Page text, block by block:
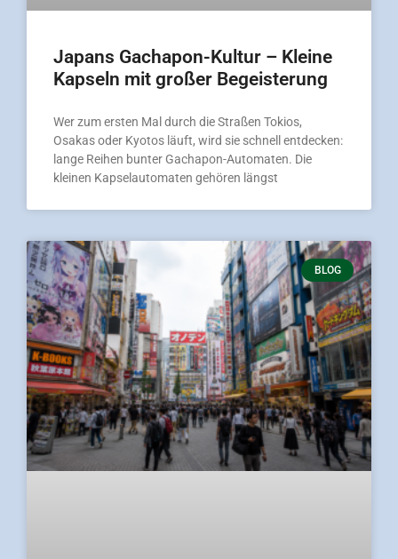
Japans Gachapon-Kultur – Kleine
Kapseln mit großer Begeisterung
Wer zum ersten Mal durch die Straßen Tokios,
Osakas oder Kyotos läuft, wird sie schnell entdecken:
lange Reihen bunter Gachapon-Automaten. Die
kleinen Kapselautomaten gehören längst
BLOG